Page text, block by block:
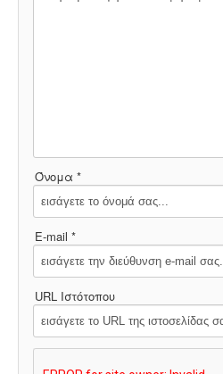
Όνομα *
E-mail *
URL Ιστότοπου